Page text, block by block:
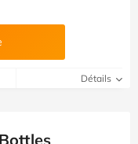
Détails